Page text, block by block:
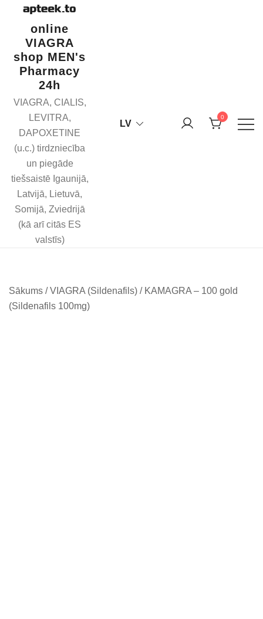
content
online
VIAGRA
shop MEN's
Pharmacy
24h
VIAGRA, CIALIS,
LEVITRA,
DAPOXETINE
(u.c.) tirdzniecība
un piegāde
tiešsaistē Igaunijā,
Latvijā, Lietuvā,
Somijā, Zviedrijā
(kā arī citās ES
valstīs)
LV
0
Sākums /VIAGRA (Sildenafils) / KAMAGRA – 100 gold
(Sildenafils 100mg)